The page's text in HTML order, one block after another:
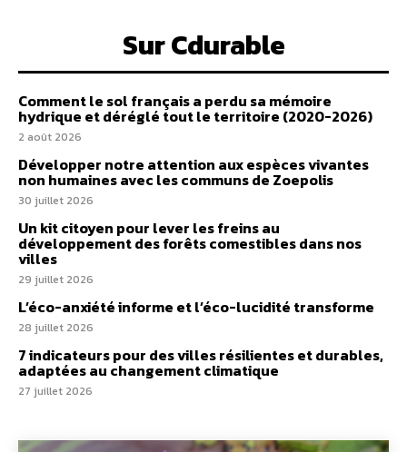
Sur Cdurable
Comment le sol français a perdu sa mémoire
hydrique et déréglé tout le territoire (2020-2026)
2 août 2026
Développer notre attention aux espèces vivantes
non humaines avec les communs de Zoepolis
30 juillet 2026
Un kit citoyen pour lever les freins au
développement des forêts comestibles dans nos
villes
29 juillet 2026
L’éco-anxiété informe et l’éco-lucidité transforme
28 juillet 2026
7 indicateurs pour des villes résilientes et durables,
adaptées au changement climatique
27 juillet 2026